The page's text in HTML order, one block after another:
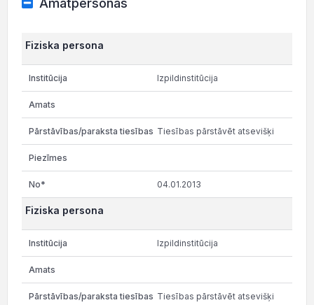
Amatpersonas
Fiziska persona
Izpildinstitūcija
Tiesības pārstāvēt atsevišķi
04.01.2013
Fiziska persona
Izpildinstitūcija
Tiesības pārstāvēt atsevišķi